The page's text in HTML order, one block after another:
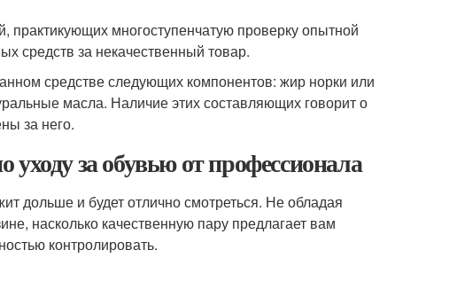
практикующих многоступенчатую проверку опытной
средств за некачественный товар.
средстве следующих компонентов: жир норки или
масла. Наличие этих составляющих говорит о
за него.
уходу за обувью от профессионала
дольше и будет отлично смотреться. Не обладая
насколько качественную пару предлагает вам
контролировать.